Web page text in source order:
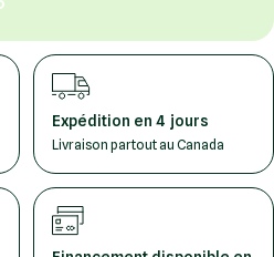
Expédition en 4 jours
Livraison partout au Canada